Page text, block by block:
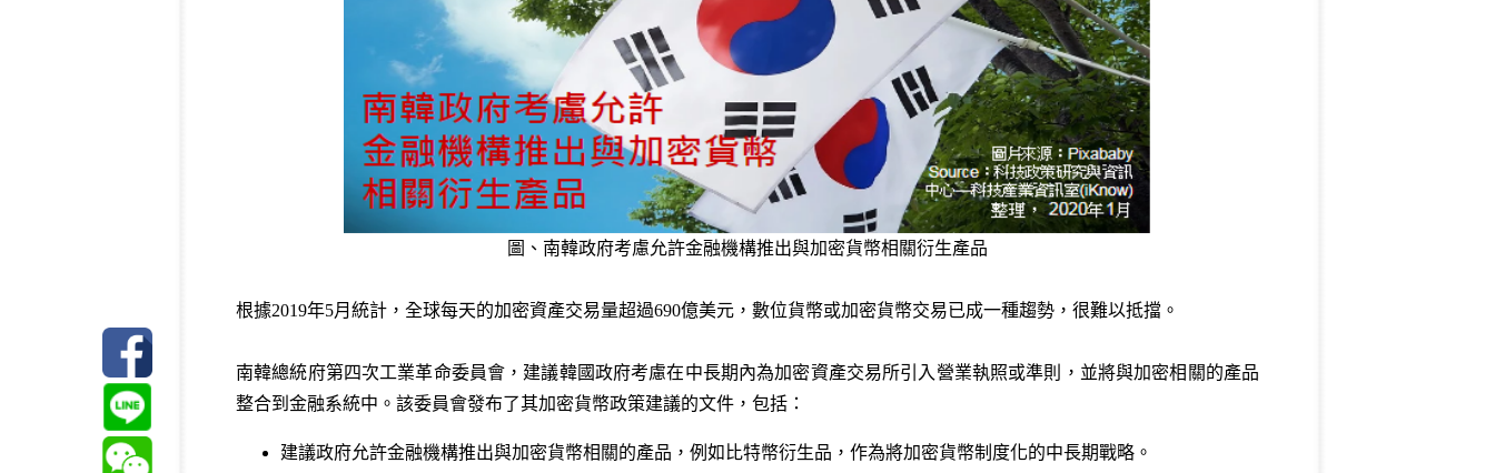
圖、南韓政府考慮允許金融機構推出與加密貨幣相關衍生產品
根據2019年5月統計，全球每天的加密資產交易量超過690億美元，數位貨幣或加密貨幣交易已成一種趨勢，很難以抵擋。
南韓總統府第四次工業革命委員會，建議韓國政府考慮在中長期內為加密資產交易所引入營業執照或準則，並將與加密相關的產品
整合到金融系統中。該委員會發布了其加密貨幣政策建議的文件，包括：
建議政府允許金融機構推出與加密貨幣相關的產品，例如比特幣衍生品，作為將加密貨幣制度化的中長期戰略。